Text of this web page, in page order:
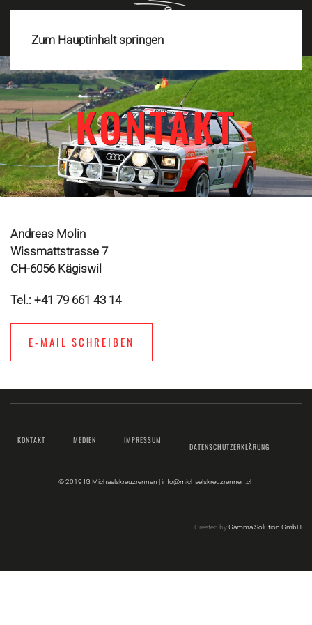
Zum Hauptinhalt springen
KONTAKT
Andreas Molin
Wissmattstrasse 7
CH-6056 Kägiswil
Tel.: +41 79 661 43 14
E-MAIL SCHREIBEN
KONTAKT MEDIEN IMPRESSUM
DATENSCHUTZERKLÄRUNG
© 2019 IG Michaelskreuzrennen |info@michaelskreuzrennen.ch
Created byGamma Solution GmbH